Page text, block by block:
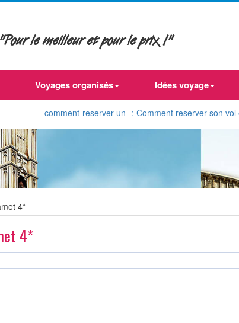
"Pour le meilleur et pour le prix !"
Voyages organisés Idées voyage
comment-reserver-un- : Comment reserver son vol en ligne
4*
4*